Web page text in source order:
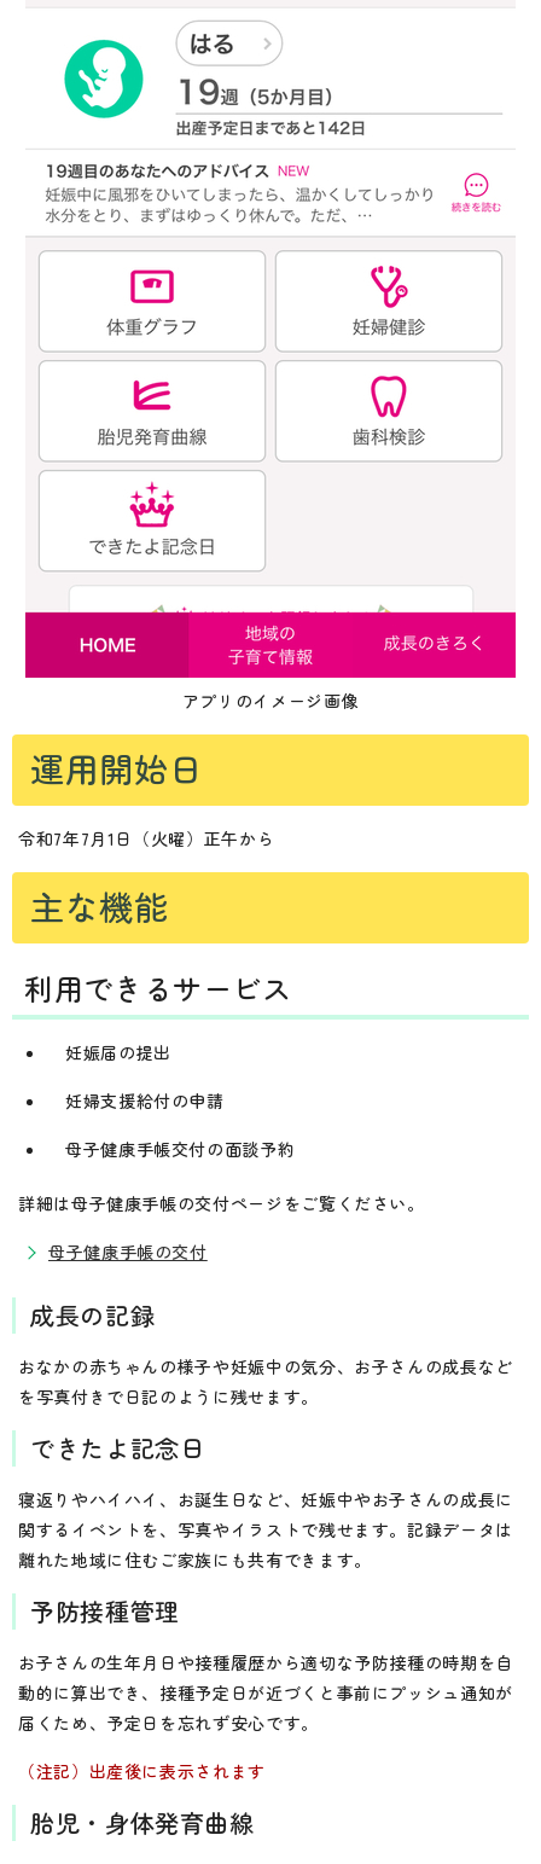
アプリのイメージ画像
運用開始日
令和7年7月1日（火曜）正午から
主な機能
利用できるサービス
妊娠届の提出
妊婦支援給付の申請
母子健康手帳交付の面談予約
詳細は母子健康手帳の交付ページをご覧ください。
母子健康手帳の交付
成長の記録
おなかの赤ちゃんの様子や妊娠中の気分、お子さんの成長など
を写真付きで日記のように残せます。
できたよ記念日
寝返りやハイハイ、お誕生日など、妊娠中やお子さんの成長に
関するイベントを、写真やイラストで残せます。記録データは
離れた地域に住むご家族にも共有できます。
予防接種管理
お子さんの生年月日や接種履歴から適切な予防接種の時期を自
動的に算出でき、接種予定日が近づくと事前にプッシュ通知が
届くため、予定日を忘れず安心です。
（注記）出産後に表示されます
胎児・身体発育曲線